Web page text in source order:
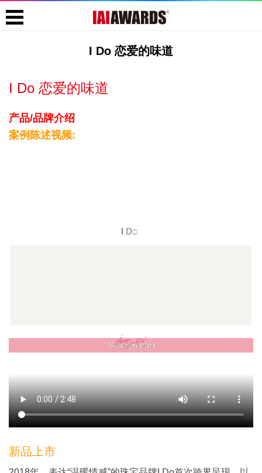
I Do 恋爱的味道
I Do 恋爱的味道
产品/品牌介绍
案例陈述视频:
新品上市